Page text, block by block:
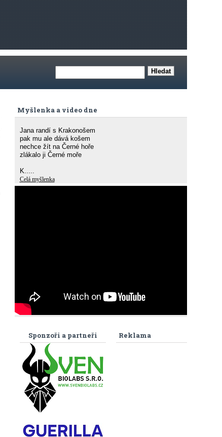
Myšlenka a video dne
Jana randí s Krakonošem
pak mu ale dává košem
nechce žít na Černé hoře
zlákalo ji Černé moře
K.....
Celá myšlenka
Reklama
Sponzoři a partneři